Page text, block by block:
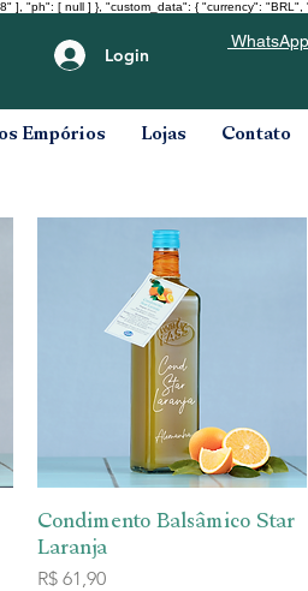
], "ph": [ null ] }, "custom_data": { "currency": "BRL",
WhatsApp
Login
Empórios Lojas Contato
Visualização rápida
Condimento Balsâmico Star
Laranja
Preço
R$ 61,90